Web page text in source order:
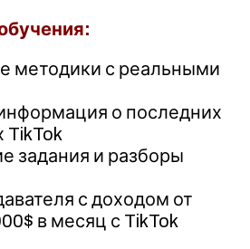
методики с реальными
о последних
TikTok
задания и разборы
с доходом от
в месяц с TikTok